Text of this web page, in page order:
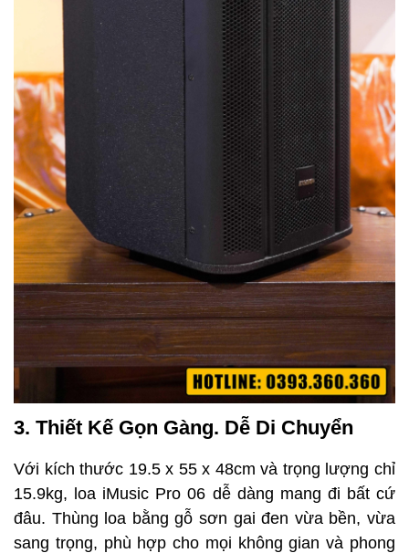
3. Thiết Kế Gọn Gàng. Dễ Di Chuyển
Với kích thước 19.5 x 55 x 48cm và trọng lượng chỉ
15.9kg, loa iMusic Pro 06 dễ dàng mang đi bất cứ
đâu. Thùng loa bằng gỗ sơn gai đen vừa bền, vừa
sang trọng, phù hợp cho mọi không gian và phong